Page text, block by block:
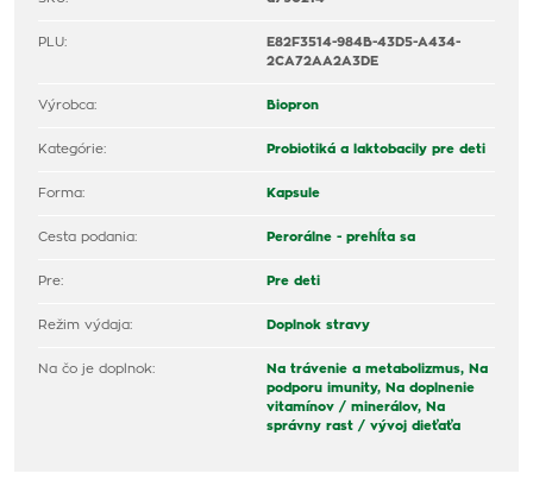
PLU:
E82F3514-984B-43D5-A434-
2CA72AA2A3DE
Výrobca: Biopron
Kategórie: Probiotiká a laktobacily pre deti
Forma: Kapsule
Cesta podania: Perorálne - prehĺta sa
Pre: Pre deti
Režim výdaja: Doplnok stravy
Na čo je doplnok: Na trávenie a metabolizmus, Na
podporu imunity, Na doplnenie
vitamínov / minerálov, Na
správny rast / vývoj dieťaťa